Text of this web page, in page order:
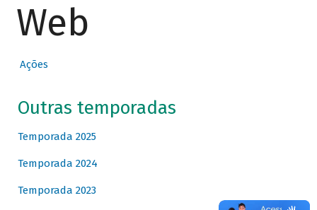
Web
Ações
Outras temporadas
Temporada 2025
Temporada 2024
Temporada 2023